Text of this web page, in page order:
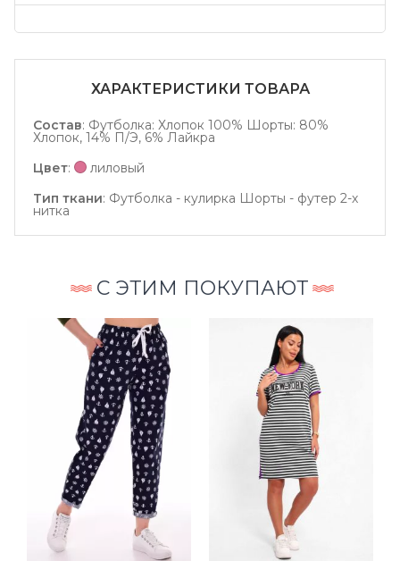
ХАРАКТЕРИСТИКИ ТОВАРА
Состав: Футболка: Хлопок 100% Шорты: 80%
Хлопок, 14% П/Э, 6% Лайкра
Цвет:
лиловый
Тип ткани: Футболка - кулирка Шорты - футер 2-х
нитка
С ЭТИМ ПОКУПАЮТ